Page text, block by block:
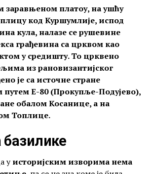
заравњеном платоу, на ушћу
код Куршумлије, испод
кула, налазе се рушевине
грађевина са црквом као
у средишту. То црквено
из рановизантијског
је са источне стране
Е-80 (Прокупље-Подујево),
обалом Косанице, а на
Топлице.
базилике
уисторијским изворима нема